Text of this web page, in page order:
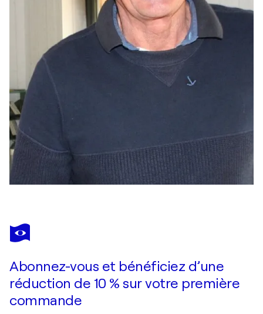
Abonnez-vous et bénéficiez d’une
réduction de 10 % sur votre première
commande